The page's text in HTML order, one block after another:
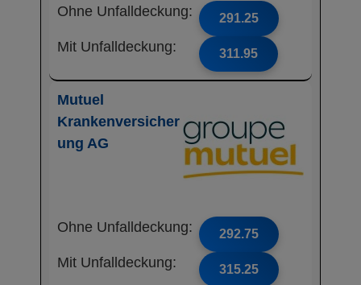
Ohne Unfalldeckung: 291.25
Mit Unfalldeckung: 311.95
Mutuel
Krankenversicher
ung AG
Ohne Unfalldeckung: 292.75
Mit Unfalldeckung: 315.25